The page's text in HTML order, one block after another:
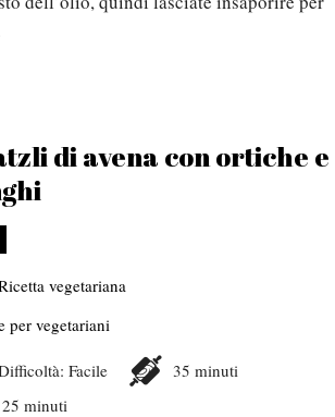
di avena con ortiche e
vegetariana
per vegetariani
Facile 35 minuti
25 minuti